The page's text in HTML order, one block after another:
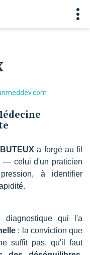
a forgé au fil
— celui d'un praticien
à identifier
diagnostique qui l'a
: la conviction que
suffit pas, qu'il faut